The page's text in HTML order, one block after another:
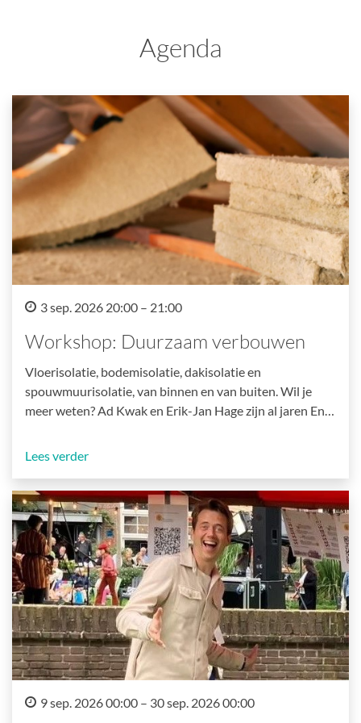
Agenda
3 sep. 2026 20:00 – 21:00
Workshop: Duurzaam verbouwen
Vloerisolatie, bodemisolatie, dakisolatie en
spouwmuurisolatie, van binnen en van buiten. Wil je
meer weten? Ad Kwak en Erik-Jan Hage zijn al jaren En…
Lees verder
9 sep. 2026 00:00 – 30 sep. 2026 00:00